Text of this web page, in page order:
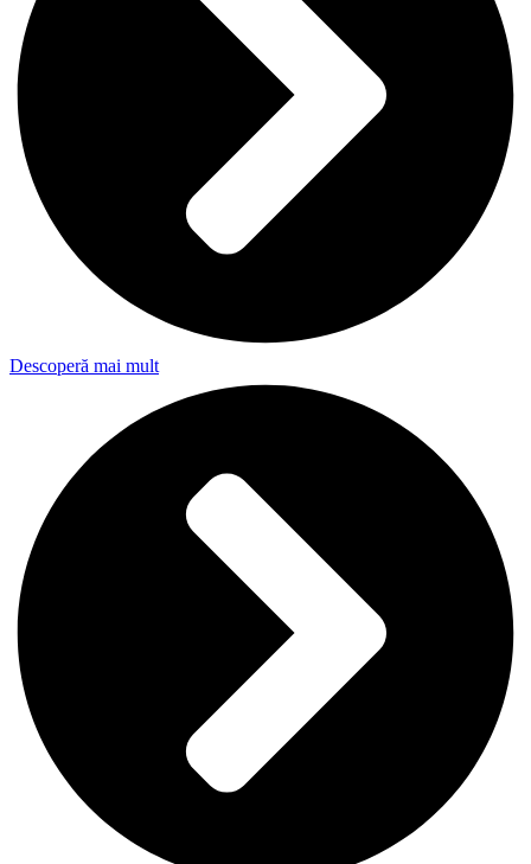
Descoperă mai mult